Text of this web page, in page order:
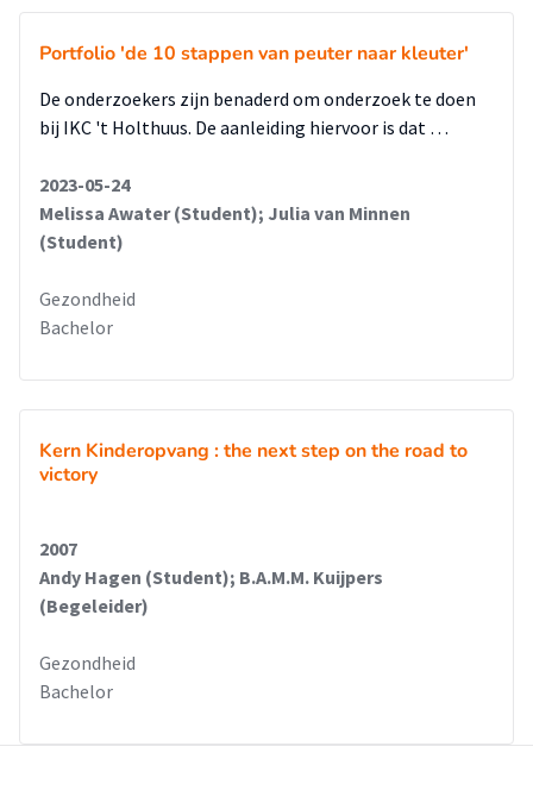
Portfolio 'de 10 stappen van peuter naar kleuter'
De onderzoekers zijn benaderd om onderzoek te doen
bij IKC 't Holthuus. De aanleiding hiervoor is dat …
2023-05-24
Melissa Awater (Student); Julia van Minnen
(Student)
Gezondheid
Bachelor
Kern Kinderopvang : the next step on the road to
victory
2007
Andy Hagen (Student); B.A.M.M. Kuijpers
(Begeleider)
Gezondheid
Bachelor